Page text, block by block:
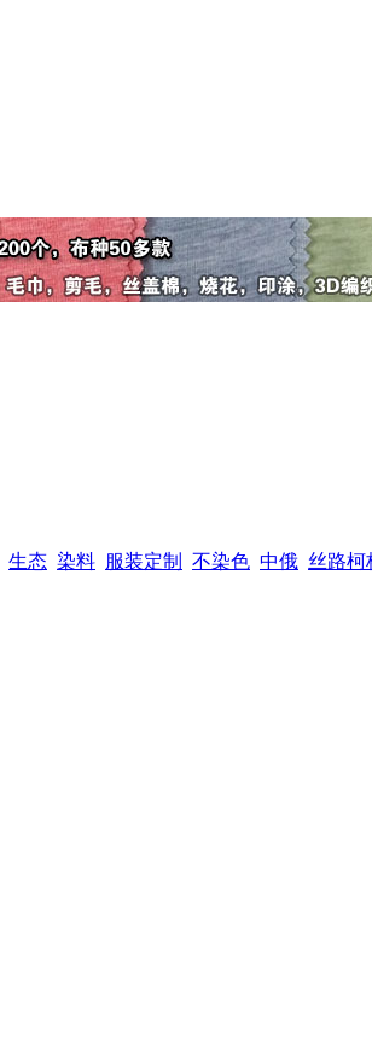
生态 染料 服装定制 不染色 中俄 丝路柯